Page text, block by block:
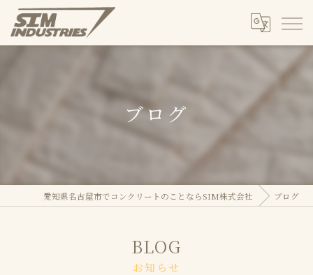
ブログ
愛知県名古屋市でコンクリートのことならSIM株式会社 ブログ
BLOG
お知らせ